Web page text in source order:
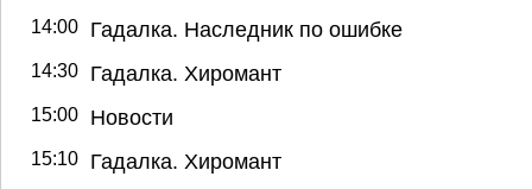
14:00 Гадалка. Наследник по ошибке
14:30 Гадалка. Хиромант
15:00 Новости
15:10 Гадалка. Хиромант